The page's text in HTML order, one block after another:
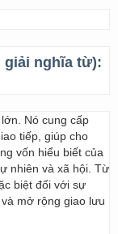
giải nghĩa từ):
Nó cung cấp
tiếp, giúp cho
vốn hiểu biết của
nhiên và xã hội. Từ
biệt đối với sự
mở rộng giao lưu